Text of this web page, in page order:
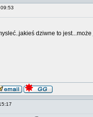
09:53
dziwne to